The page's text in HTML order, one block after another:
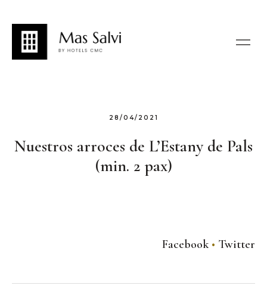
28/04/2021
Nuestros arroces de L’Estany de Pals
(min. 2 pax)
Facebook Twitter